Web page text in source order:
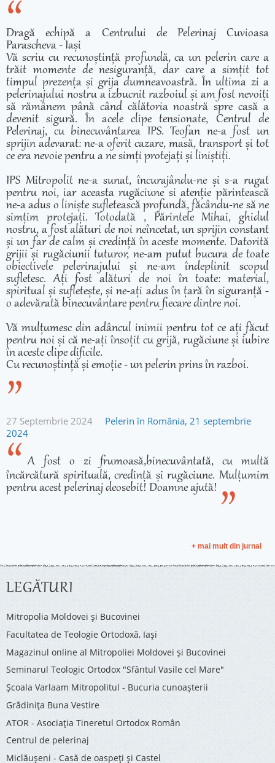
Dragă echipă a Centrului de Pelerinaj Cuvioasa
Parascheva - Iași
Vă scriu cu recunoștință profundă, ca un pelerin care a
trăit momente de nesiguranță, dar care a simțit tot
timpul prezența și grija dumneavoastră. În ultima zi a
pelerinajului nostru a izbucnit razboiul și am fost nevoiți
să rămânem până când călătoria noastră spre casă a
devenit sigură. În acele clipe tensionate, Centrul de
Pelerinaj, cu binecuvântarea IPS. Teofan ne-a fost un
sprijin adevarat: ne-a oferit cazare, masă, transport și tot
ce era nevoie pentru a ne simți protejați și liniștiți.
IPS Mitropolit ne-a sunat, încurajându-ne și s-a rugat
pentru noi, iar aceasta rugăciune si atenție părintească
ne-a adus o liniște sufletească profundă, făcându-ne să ne
simțim protejați. Totodată , Părintele Mihai, ghidul
nostru, a fost alături de noi neîncetat, un sprijin constant
și un far de calm și credință în aceste momente. Datorită
grijii și rugăciunii tuturor, ne-am putut bucura de toate
obiectivele pelerinajului și ne-am îndeplinit scopul
sufletesc. Ați fost alături de noi în toate: material,
spiritual și sufletește, și ne-ați adus în țară în siguranță -
o adevărată binecuvântare pentru fiecare dintre noi.
Vă mulțumesc din adâncul inimii pentru tot ce ați făcut
pentru noi și că ne-ați însoțit cu grijă, rugăciune și iubire
în aceste clipe dificile.
Cu recunoștință și emoție - un pelerin prins în razboi.
27 Septembrie 2024
Pelerin în România, 21 septembrie
2024
A fost o zi frumoasă,binecuvântată, cu multă
încărcătură spirituală, credință și rugăciune. Mulțumim
pentru acest pelerinaj deosebit! Doamne ajută!
+ mai mult din jurnal
LEGĂTURI
Mitropolia Moldovei și Bucovinei
Facultatea de Teologie Ortodoxă, Iaşi
Magazinul online al Mitropoliei Moldovei și Bucovinei
Seminarul Teologic Ortodox "Sfântul Vasile cel Mare"
Şcoala Varlaam Mitropolitul - Bucuria cunoaşterii
Grădinița Buna Vestire
ATOR - Asociaţia Tineretul Ortodox Român
Centrul de pelerinaj
Miclăușeni - Casă de oaspeţi şi Castel